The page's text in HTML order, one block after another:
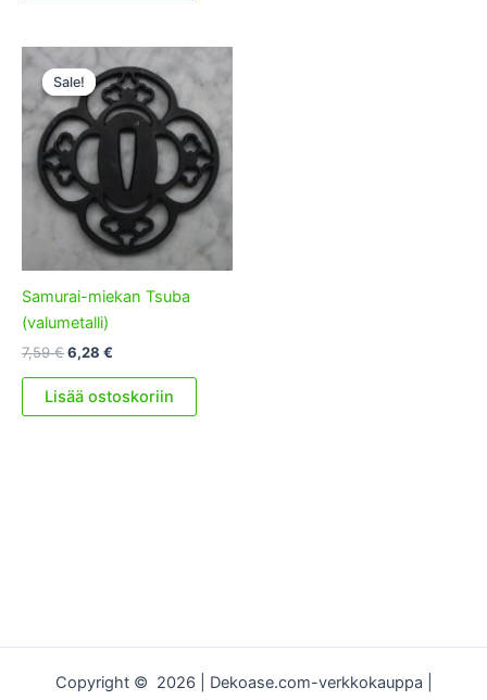
Sale!
Sale!
Samurai-miekan Tsuba
(valumetalli)
7,59€Alkuperäinen
oli:
7,59 €.
6,28 €
on:
6,28 €.
Lisää ostoskoriin
Copyright © 2026 | Dekoase.com-verkkokauppa |